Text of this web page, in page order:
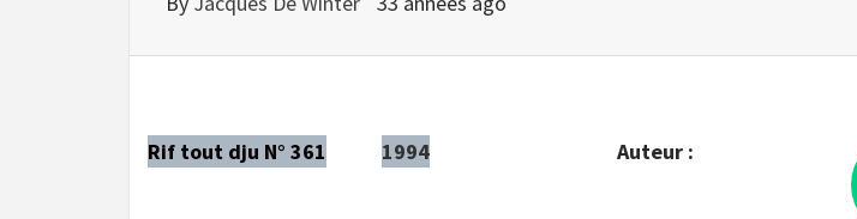
Rif tout dju N° 361 1994 Auteur :